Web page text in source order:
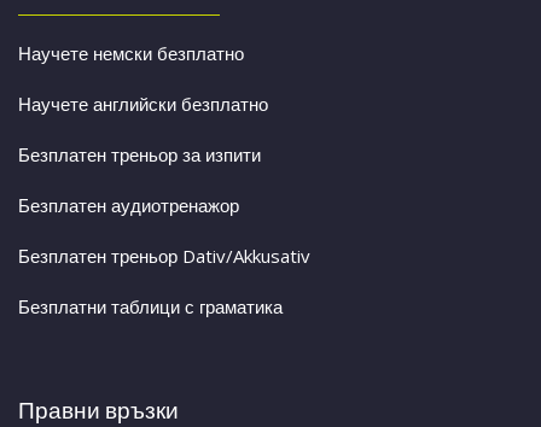
Научете немски безплатно
Научете английски безплатно
Безплатен треньор за изпити
Безплатен аудиотренажор
Безплатен треньор Dativ/Akkusativ
Безплатни таблици с граматика
Правни връзки